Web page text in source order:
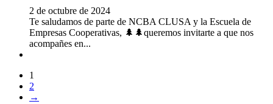
2 de octubre de 2024
Te saludamos de parte de NCBA CLUSA y la Escuela de
Empresas Cooperativas, 🌲🌲queremos invitarte a que nos
acompañes en...
1
2
→